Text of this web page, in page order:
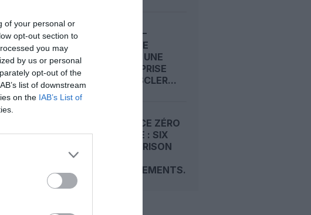
of your personal or
opt-out section to
you may
by us or personal
opt-out of the
list of downstream
on the IAB’s List of
AIR CHINA–
SINGAPORE
AIRLINES : UNE
COENTREPRISE
POUR MUSCLER...
TOLÉRANCE ZÉRO
EN CABINE : SIX
MOIS DE PRISON
ATTOUCHEMENTS...